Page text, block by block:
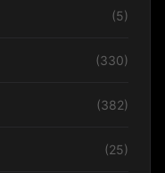
(5)
(330)
(382)
(25)